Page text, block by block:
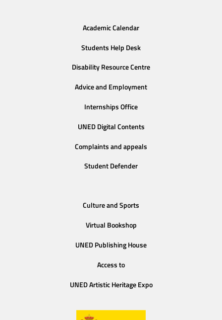
Academic Calendar
Students Help Desk
Disability Resource Centre
Advice and Employment
Internships Office
UNED Digital Contents
Complaints and appeals
Student Defender
Culture and Sports
Virtual Bookshop
UNED Publishing House
Access to
UNED Artistic Heritage Expo